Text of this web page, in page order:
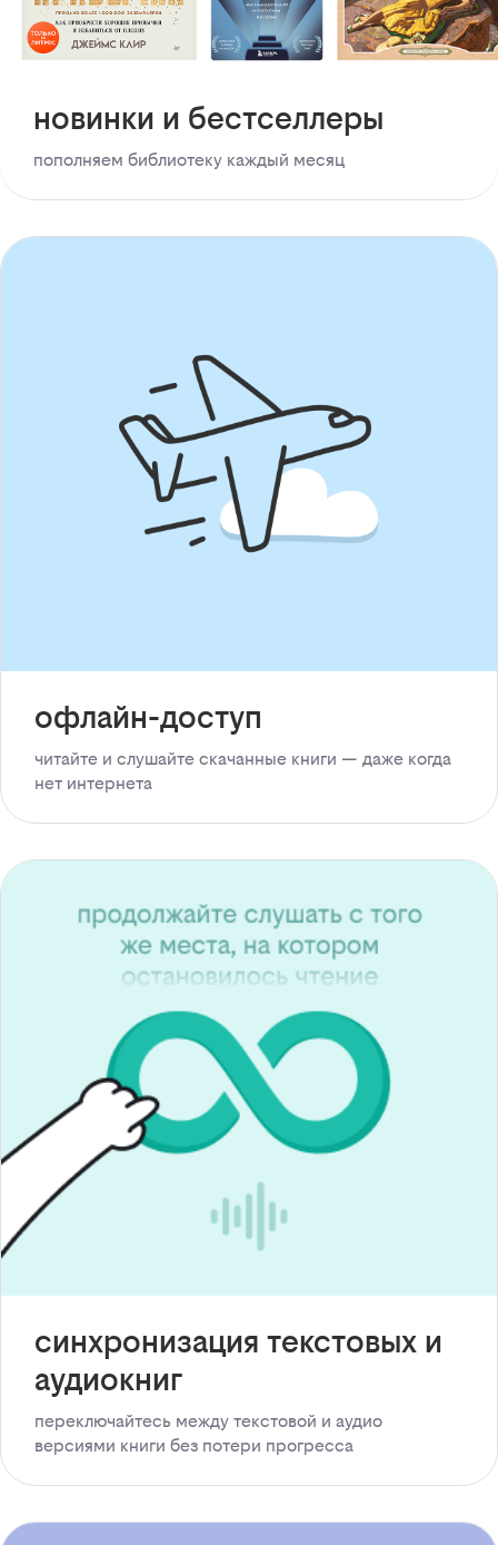
новинки и бестселлеры
пополняем библиотеку каждый месяц
офлайн-доступ
читайте и слушайте скачанные книги — даже когда
нет интернета
синхронизация текстовых и
аудиокниг
переключайтесь между текстовой и аудио
версиями книги без потери прогресса